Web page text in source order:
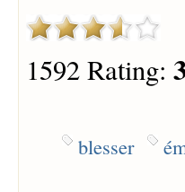
1592 Rating:
blesser